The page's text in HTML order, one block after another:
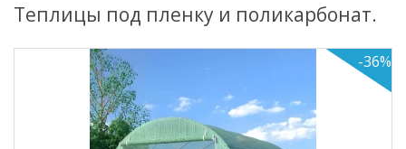
Теплицы под пленку и поликарбонат.
-36%